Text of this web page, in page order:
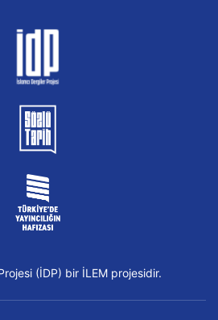
(İDP) bir İLEM projesidir.